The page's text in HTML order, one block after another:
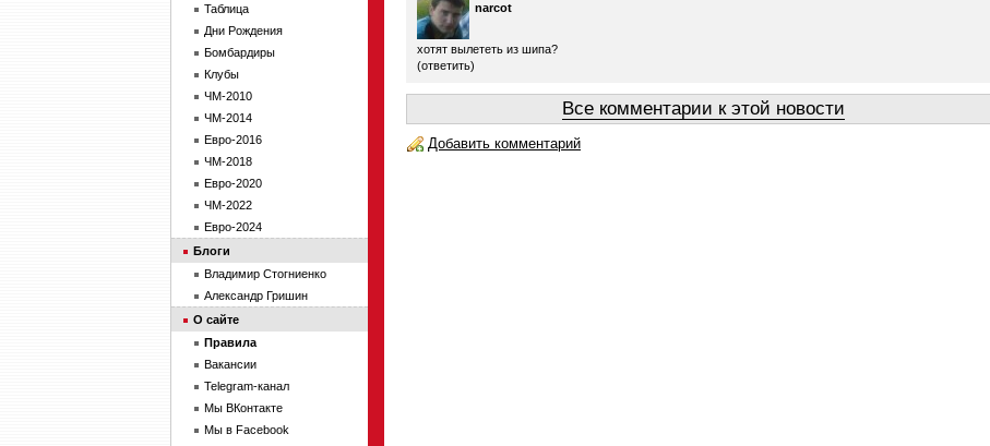
narcot
хотят вылететь из шипа?
(ответить)
Все комментарии к этой новости
Добавить комментарий
Таблица
Дни Рождения
Бомбардиры
Клубы
ЧМ-2010
ЧМ-2014
Евро-2016
ЧМ-2018
Евро-2020
ЧМ-2022
Евро-2024
Блоги
Владимир Стогниенко
Александр Гришин
О сайте
Правила
Вакансии
Telegram-канал
Мы ВКонтакте
Мы в Facebook